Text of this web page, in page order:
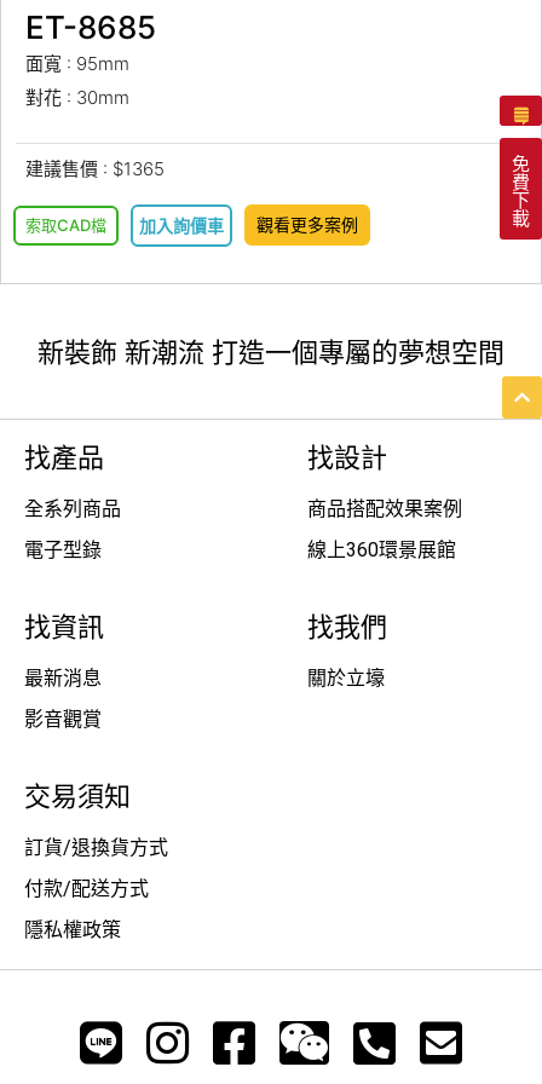
ET-8685
面寬 : 95mm
對花 : 30mm
建議售價 : $1365
索取CAD檔 加入詢價車 觀看更多案例
免
費
下
載
新裝飾 新潮流 打造一個專屬的夢想空間
找產品
全系列商品
電子型錄
找設計
商品搭配效果案例
線上360環景展館
找資訊
最新消息
影音觀賞
找我們
關於立壕
交易須知
訂貨/退換貨方式
付款/配送方式
隱私權政策